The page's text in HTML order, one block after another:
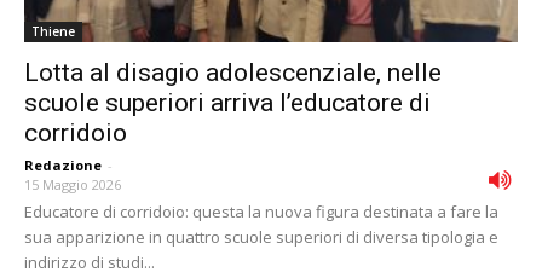
Thiene
Lotta al disagio adolescenziale, nelle
scuole superiori arriva l’educatore di
corridoio
Redazione -
15 Maggio 2026
Educatore di corridoio: questa la nuova figura destinata a fare la
sua apparizione in quattro scuole superiori di diversa tipologia e
indirizzo di studi...